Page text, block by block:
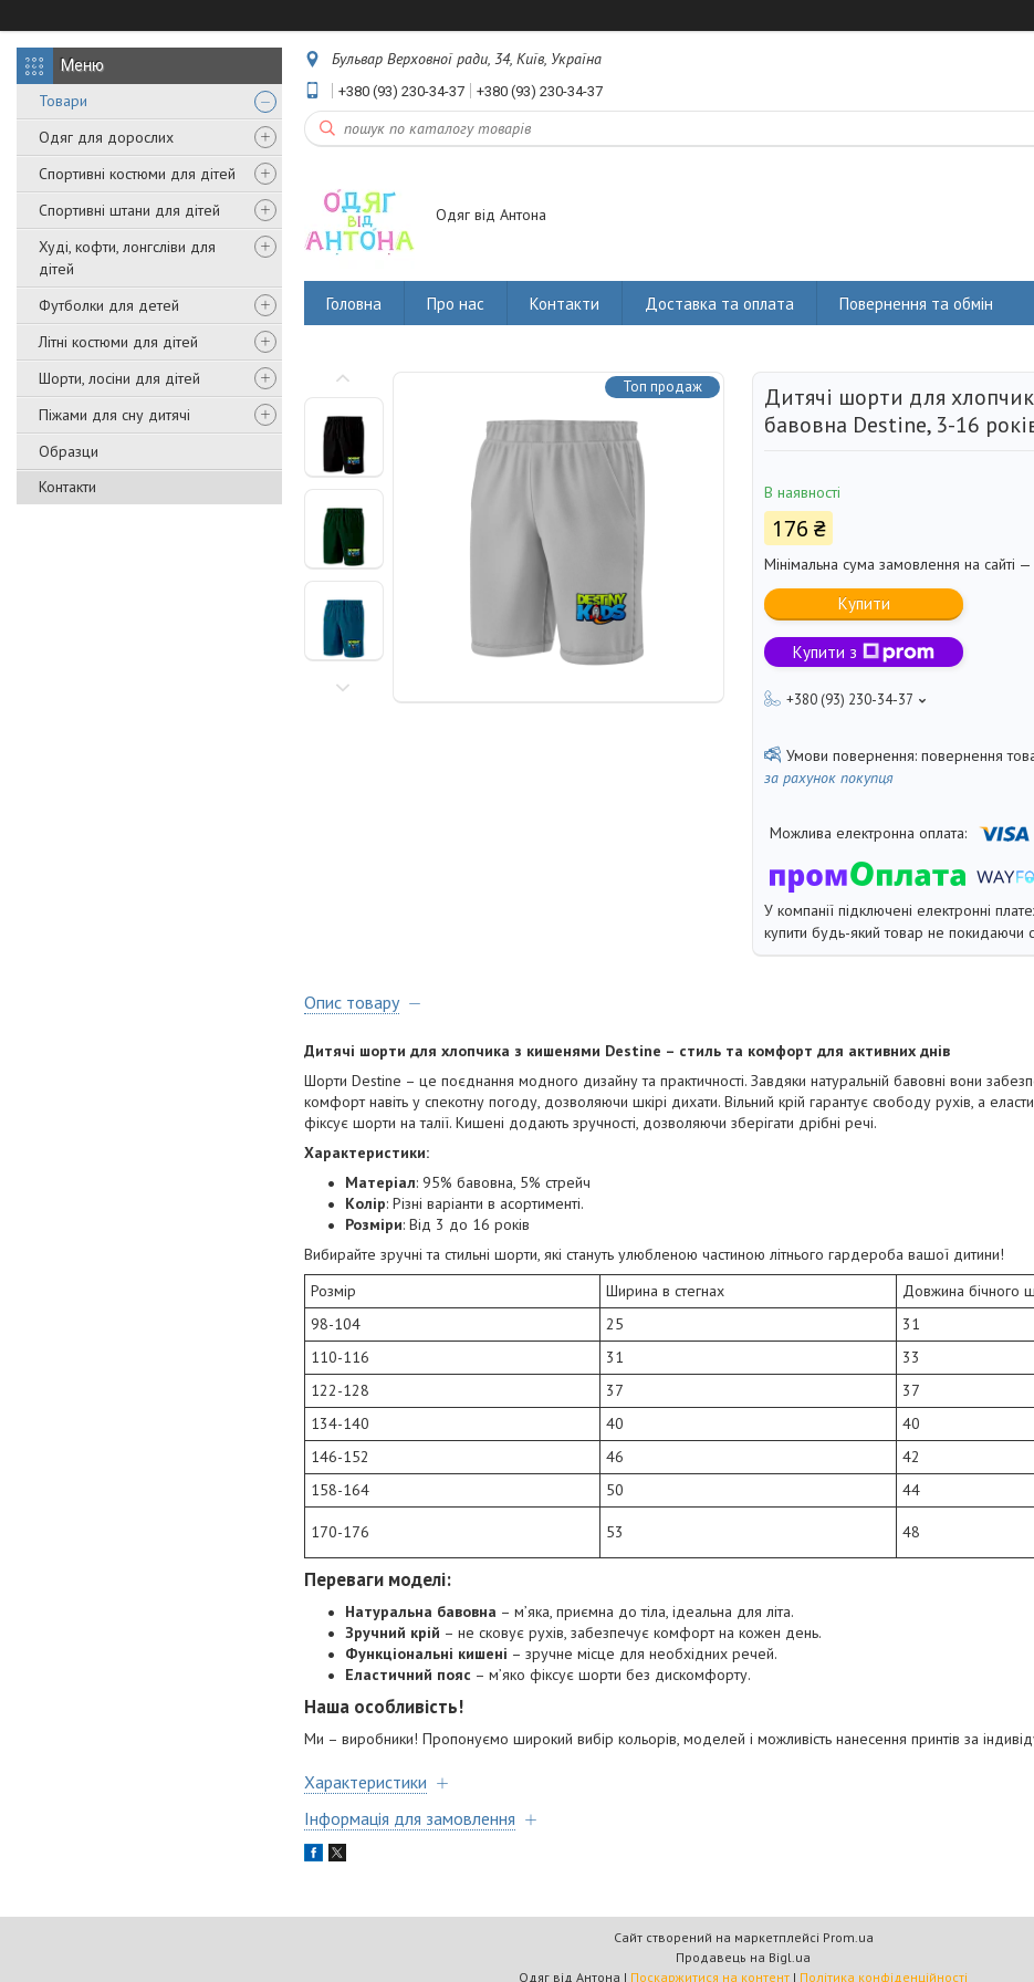
Товари
Одяг для дорослих
Спортивні костюми для дітей
Спортивні штани для дітей
Худі, кофти, лонгсліви для
дітей
Футболки для детей
Літні костюми для дітей
Шорти, лосіни для дітей
Піжами для сну дитячі
Образци
Контакти
Бульвар Верховної ради, 34, Київ, Україна
+380 (93) 230-34-37 +380 (93) 230-34-37
Одяг від Антона
Головна Про нас Контакти Доставка та оплата Повернення та обмін
Топ продаж
Дитячі шорти для
бавовна Destine, 3-16
В наявності
176 ₴
Мінімальна сума замовлення на сайті
Купити
Купити з
+380 (93) 230-34-37
повернення
за рахунок покупця
У компанії підключені електронні
купити будь-який товар не покидаючи
Опис товару
Дитячі шорти для хлопчика з кишенями Destine – стиль та комфорт для активних днів
Шорти Destine – це поєднання модного дизайну та практичності. Завдяки натуральній бавовні вони
комфорт навіть у спекотну погоду, дозволяючи шкірі дихати. Вільний крій гарантує свободу рухів, а
фіксує шорти на талії. Кишені додають зручності, дозволяючи зберігати дрібні речі.
Характеристики:
Матеріал: 95% бавовна, 5% стрейч
Колір: Різні варіанти в асортименті.
Розміри: Від 3 до 16 років
Вибирайте зручні та стильні шорти, які стануть улюбленою частиною літнього гардероба вашої дитини!
Розмір
Ширина в стегнах
Довжина бічного
98-104
25
31
110-116
31
33
122-128
37
37
134-140
40
40
146-152
46
42
158-164
50 44
170-176 53 48
Переваги моделі:
Натуральна бавовна – м’яка, приємна до тіла, ідеальна для літа.
Зручний крій – не сковує рухів, забезпечує комфорт на кожен день.
Функціональні кишені – зручне місце для необхідних речей.
Еластичний пояс – м’яко фіксує шорти без дискомфорту.
Наша особливість!
Ми – виробники! Пропонуємо широкий вибір кольорів, моделей і можливість нанесення принтів за
Характеристики
Інформація для замовлення
Сайт створений на маркетплейсі Prom.ua
Продавець на Bigl.ua
Одяг від Антона | Поскаржитися на контент | Політика конфіденційності